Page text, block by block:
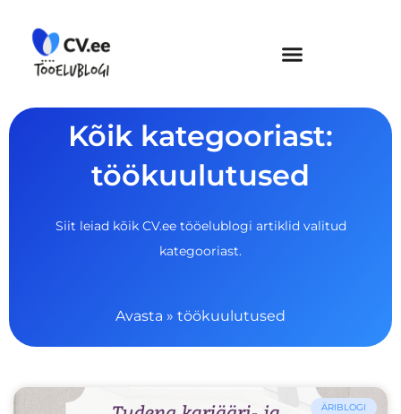
content
Kõik kategooriast:
töökuulutused
Siit leiad kõik CV.ee tööelublogi artiklid valitud
kategooriast.
Avasta » töökuulutused
ÄRIBLOGI